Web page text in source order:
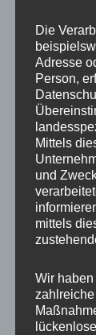
MP
Die
Adresse
Person,
Mittels
und
mittels
Wir